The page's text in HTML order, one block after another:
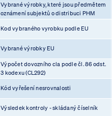
Vybrané výrobky, které jsou předmětem
oznámení subjektů o distribuci PHM
Kod vybraného vyrobku podle EU
Vybrané výrobky EU
Výpočet dovozního cla podle čl. 86 odst.
3 kodexu (CL292)
Kód vyřešení nesrovnalosti
Výsledek kontroly - skládaný číselník